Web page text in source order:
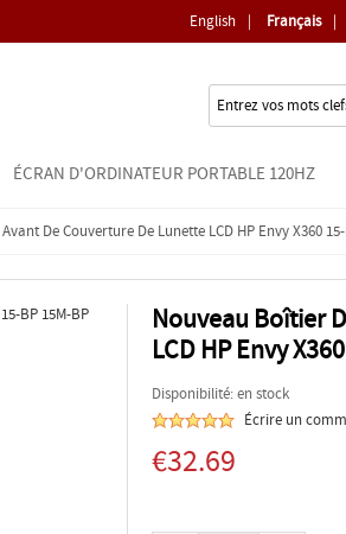
English | Français |
ÉCRAN D'ORDINATEUR PORTABLE 120HZ
De Couverture De Lunette LCD HP Envy X360 15-
Nouveau Boîtier
LCD HP Envy
Disponibilité: en stock
Écrire un
€32.69